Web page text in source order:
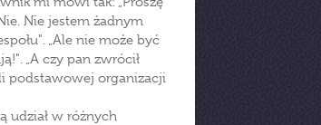
Nie jestem żadnym
„Ale nie może być
„A czy pan zwrócił
podstawowej organizacji
udział w różnych